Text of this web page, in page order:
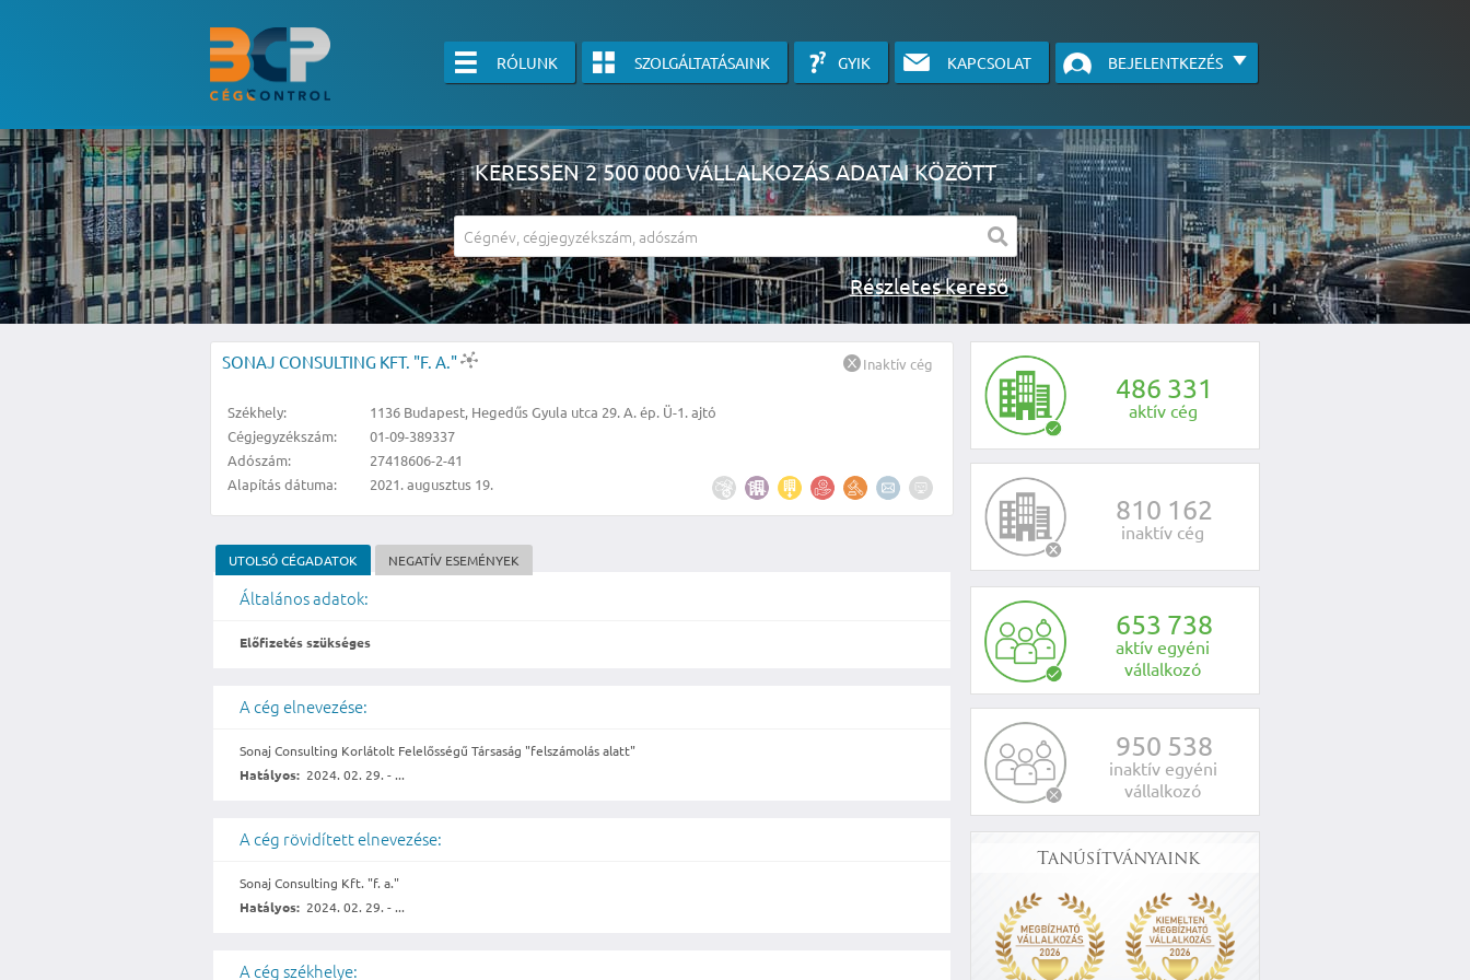
RÓLUNK SZOLGÁLTATÁSAINK GYIK KAPCSOLAT BEJELENTKEZÉS
KERESSEN 2 500 000 VÁLLALKOZÁS ADATAI KÖZÖTT
Részletes kereső
A részletes kereső csak belépett felhasználók számára érhető el, használatához kérjük jelentkezzen be, vagy vegye fel velünk a kapcsolatot az alábbi
KÉRJEN INGYENES ÁRAJÁNLATOT IDE KATTINTVA!
486 331
aktív cég
810 162
inaktív cég
653 738
aktív egyéni
vállalkozó
950 538
inaktív egyéni
vállalkozó
Tanúsítványaink
SONAJ CONSULTING KFT. "F. A."
Székhely:
1136 Budapest, Hegedűs Gyula utca 29. A. ép. Ü-1. ajtó
Cégjegyzékszám:
01-09-389337
Adószám:
27418606-2-41
Alapítás dátuma:
2021. augusztus 19.
Inaktív cég
UTOLSÓ CÉGADATOK NEGATÍV ESEMÉNYEK
Általános adatok:
Előfizetés szükséges
A cég elnevezése:
Sonaj Consulting Korlátolt Felelősségű Társaság "felszámolás alatt"
Hatályos: 2024. 02. 29. - ...
A cég rövidített elnevezése:
Sonaj Consulting Kft. "f. a."
Hatályos: 2024. 02. 29. - ...
A cég székhelye: